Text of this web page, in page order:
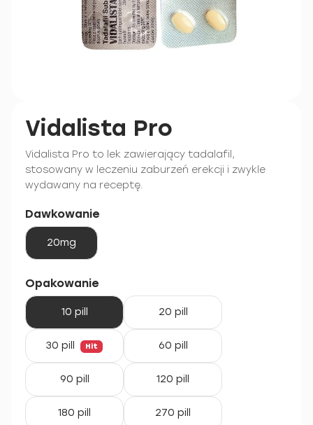
Vidalista Pro
Vidalista Pro to lek zawierający tadalafil,
stosowany w leczeniu zaburzeń erekcji i zwykle
wydawany na receptę.
Dawkowanie
20mg
Opakowanie
10 pill 20 pill
30 pill Hit 60 pill
90 pill 120 pill
180 pill 270 pill